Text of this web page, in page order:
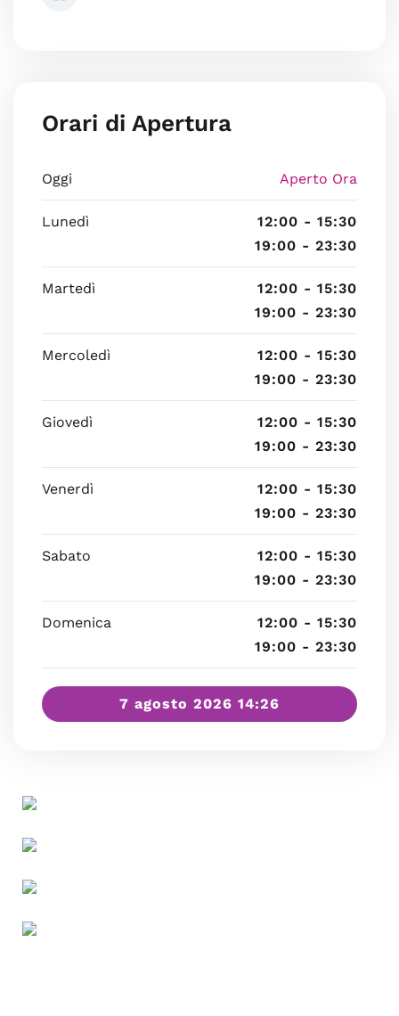
Orari di Apertura
Oggi Aperto Ora
Lunedì
12:00 - 15:30
19:00 - 23:30
Martedì
12:00 - 15:30
19:00 - 23:30
Mercoledì
12:00 - 15:30
19:00 - 23:30
Giovedì
12:00 - 15:30
19:00 - 23:30
Venerdì
12:00 - 15:30
19:00 - 23:30
Sabato
12:00 - 15:30
19:00 - 23:30
Domenica
12:00 - 15:30
19:00 - 23:30
7 agosto 2026 14:26